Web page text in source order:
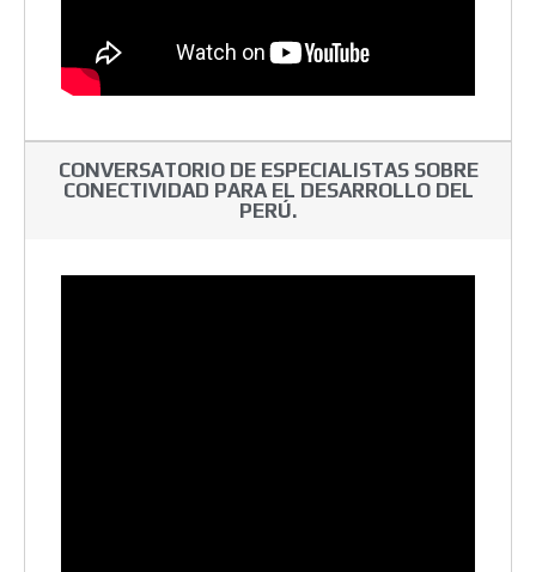
CONVERSATORIO DE ESPECIALISTAS SOBRE
CONECTIVIDAD PARA EL DESARROLLO DEL
PERÚ.